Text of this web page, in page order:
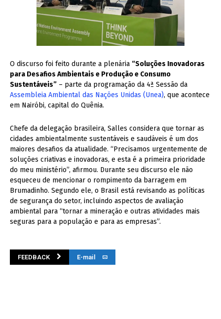
O discurso foi feito durante a plenária “Soluções Inovadoras
para Desafios Ambientais e Produção e Consumo
Sustentáveis” – parte da programação da 4ª Sessão da
Assembleia Ambiental das Nações Unidas (Unea), que acontece
em Nairóbi, capital do Quênia.
Chefe da delegação brasileira, Salles considera que tornar as
cidades ambientalmente sustentáveis e saudáveis é um dos
maiores desafios da atualidade. “Precisamos urgentemente de
soluções criativas e inovadoras, e esta é a primeira prioridade
do meu ministério”, afirmou. Durante seu discurso ele não
esqueceu de mencionar o rompimento da barragem em
Brumadinho. Segundo ele, o Brasil está revisando as políticas
de segurança do setor, incluindo aspectos de avaliação
ambiental para “tornar a mineração e outras atividades mais
seguras para a população e para as empresas”.
FEEDBACK E-mail